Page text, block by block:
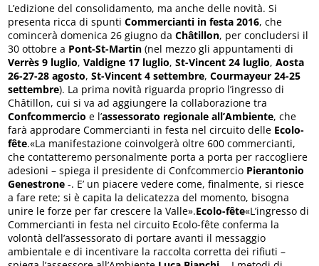
L’edizione del consolidamento, ma anche delle novità. Si
presenta ricca di spuntiCommercianti in festa 2016, che
comincerà domenica 26 giugno daChâtillon, per concludersi il
30 ottobre a Pont-St-Martin (nel mezzo gli appuntamenti di
Verrès 9 luglio,Valdigne 17 luglio,St-Vincent 24 luglio,Aosta
26-27-28 agosto,St-Vincent 4 settembre,Courmayeur 24-25
settembre). La prima novità riguarda proprio l’ingresso di
Châtillon, cui si va ad aggiungere la collaborazione tra
Confcommercio e l’assessorato regionale all’Ambiente, che
farà approdare Commercianti in festa nel circuito delle Ecolo-
fête.«La manifestazione coinvolgerà oltre 600 commercianti,
che contatteremo personalmente porta a porta per raccogliere
adesioni – spiega il presidente di Confcommercio Pierantonio
Genestrone -. E’ un piacere vedere come, finalmente, si riesce
a fare rete; si è capita la delicatezza del momento, bisogna
unire le forze per far crescere la Valle».Ecolo-fête«L’ingresso di
Commercianti in festa nel circuito Ecolo-fête conferma la
volontà dell’assessorato di portare avanti il messaggio
ambientale e di incentivare la raccolta corretta dei rifiuti –